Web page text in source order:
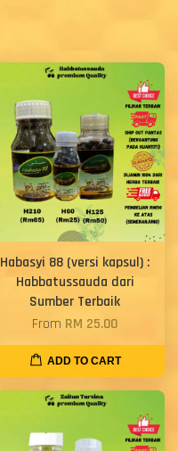
Habasyi 88 (versi kapsul) :
Habbatussauda dari
Sumber Terbaik
From RM 25.00
ADD TO CART